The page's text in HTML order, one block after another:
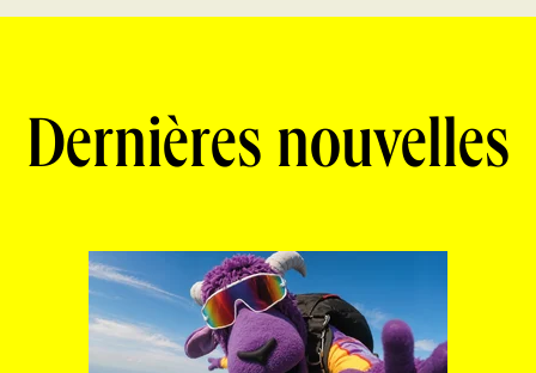
Dernières nouvelles